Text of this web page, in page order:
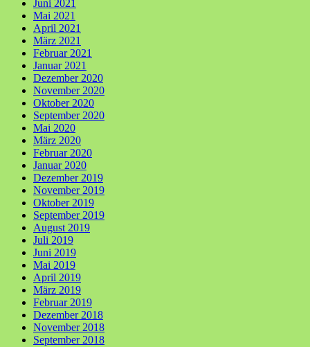
Juni 2021
Mai 2021
April 2021
März 2021
Februar 2021
Januar 2021
Dezember 2020
November 2020
Oktober 2020
September 2020
Mai 2020
März 2020
Februar 2020
Januar 2020
Dezember 2019
November 2019
Oktober 2019
September 2019
August 2019
Juli 2019
Juni 2019
Mai 2019
April 2019
März 2019
Februar 2019
Dezember 2018
November 2018
September 2018